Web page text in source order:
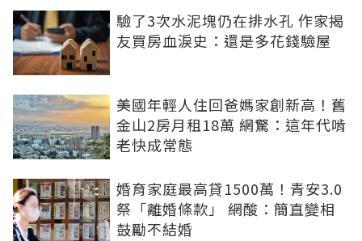
驗了3次水泥塊仍在排水孔 作家揭
友買房血淚史：還是多花錢驗屋
美國年輕人住回爸媽家創新高！舊
金山2房月租18萬 網驚：這年代啃
老快成常態
婚育家庭最高貸1500萬！青安3.0
祭「離婚條款」 網酸：簡直變相
鼓勵不結婚